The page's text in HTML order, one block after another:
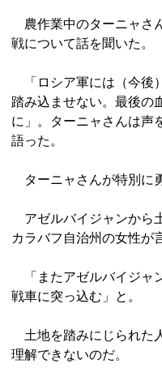
農作業中のターニャさ
戦について話を聞いた。
「ロシア軍には（今後
踏み込ませない。最後の
に」。ターニャさんは声
語った。
ターニャさんが特別に
アゼルバイジャンから
カラバフ自治州の女性が
「またアゼルバイジャ
戦車に突っ込む」と。
土地を踏みにじられた
理解できないのだ。